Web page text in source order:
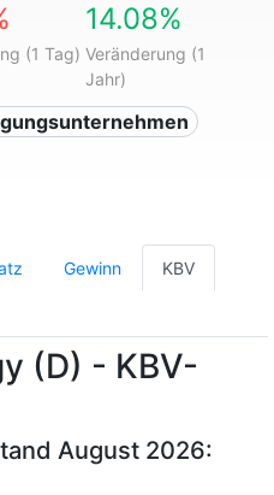
(1 Tag)
14.08%
Veränderung (1
Jahr)
Gewinn KBV
(D) - KBV-
August 2026: